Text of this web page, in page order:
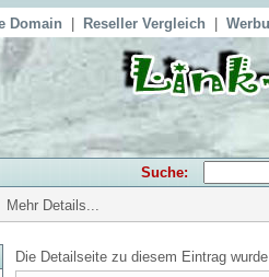
Domain Reseller Vergleich
Suche:
Details...
Die Detailseite zu diesem Eintrag